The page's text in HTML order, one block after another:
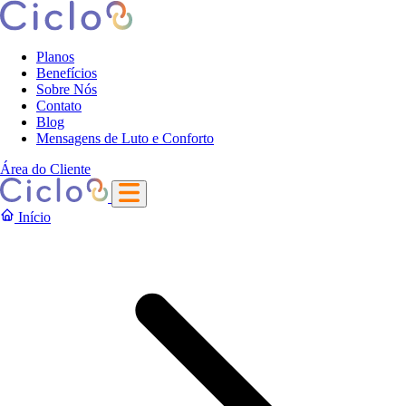
Planos
Benefícios
Sobre Nós
Contato
Blog
Mensagens de Luto e Conforto
Área do Cliente
Início